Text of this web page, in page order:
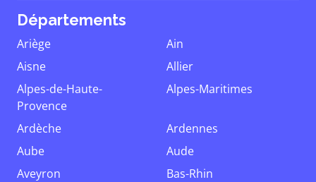
Départements
Ariège
Ain
Aisne
Allier
Alpes-de-Haute-
Provence
Alpes-Maritimes
Ardèche
Ardennes
Aube
Aude
Aveyron
Bas-Rhin